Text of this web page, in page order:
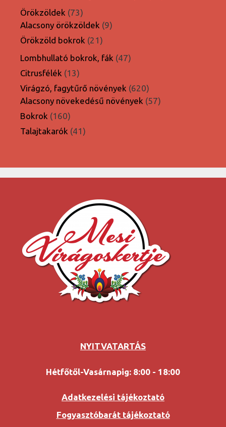
Örökzöldek 7373
termék
Alacsony örökzöldek 99
Örökzöld bokrok 2121
termék
Lombhullató bokrok, fák 4747
Citrusfélék 1313
termék
Virágzó, fagytűrő növények 620620
termék
Alacsony növekedésű növények 5757
Bokrok 160160
termék
Talajtakarók 4141
NYITVATARTÁS
Hétfőtől-Vasárnapig: 8:00 - 18:00
Adatkezelési tájékoztató
Fogyasztóbarát tájékoztató